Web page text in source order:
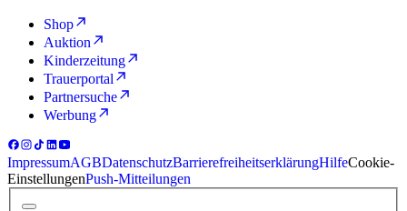
Shop
Auktion
Kinderzeitung
Trauerportal
Partnersuche
Werbung
ImpressumAGBDatenschutzBarrierefreiheitserklärungHilfeCookie-
EinstellungenPush-Mitteilungen